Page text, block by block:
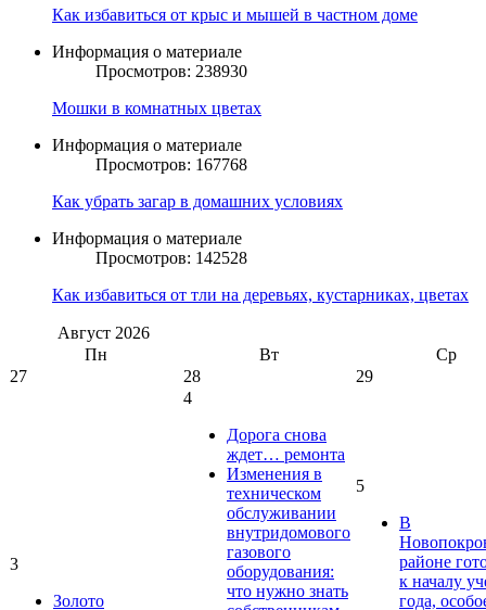
Как избавиться от крыс и мышей в частном доме
Информация о материале
Просмотров: 238930
Мошки в комнатных цветах
Информация о материале
Просмотров: 167768
Как убрать загар в домашних условиях
Информация о материале
Просмотров: 142528
Как избавиться от тли на деревьях, кустарниках, цветах
Август 2026
Пн
Вт
Ср
27
28 29
3
Золото
4
Дорога снова
ждет… ремонта
Изменения в
техническом
обслуживании
внутридомового
газового
оборудования:
что нужно знать
5
В
районе
к началу
года,